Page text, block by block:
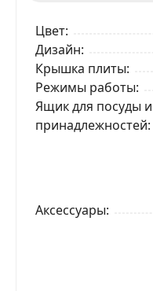
Цвет
Дизайн
Крышка плиты
Режимы работы
Ящик для посуды и
принадлежностей
Аксессуары